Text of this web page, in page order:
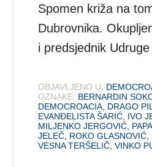
Spomen križa na
Dubrovnika.
i predsjednik
OBJAVLJENO U:
OZNAKE: BERNARDIN
DEMOCROACIA DRAGO
EVANĐELISTA ŠARIĆ IVO
MILJENKO JERGOVIĆ
JELEČ ROKO GLASNOVIĆ ,
VESNA TERŠELIČ ,VINKO